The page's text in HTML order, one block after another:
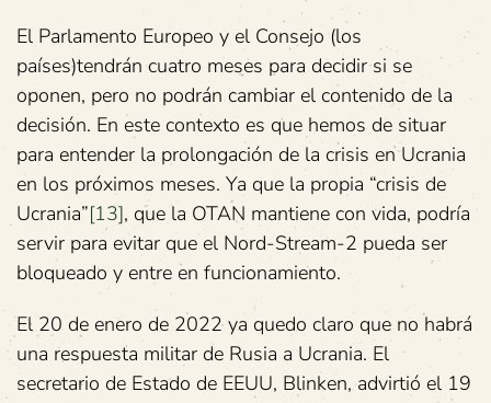
El Parlamento Europeo y el Consejo (los
países)tendrán cuatro meses para decidir si se
oponen, pero no podrán cambiar el contenido de la
decisión. En este contexto es que hemos de situar
para entender la prolongación de la crisis en Ucrania
en los próximos meses. Ya que la propia “crisis de
Ucrania”[13], que la OTAN mantiene con vida, podría
servir para evitar que el Nord-Stream-2 pueda ser
bloqueado y entre en funcionamiento.
El 20 de enero de 2022 ya quedo claro que no habrá
una respuesta militar de Rusia a Ucrania. El
secretario de Estado de EEUU, Blinken, advirtió el 19